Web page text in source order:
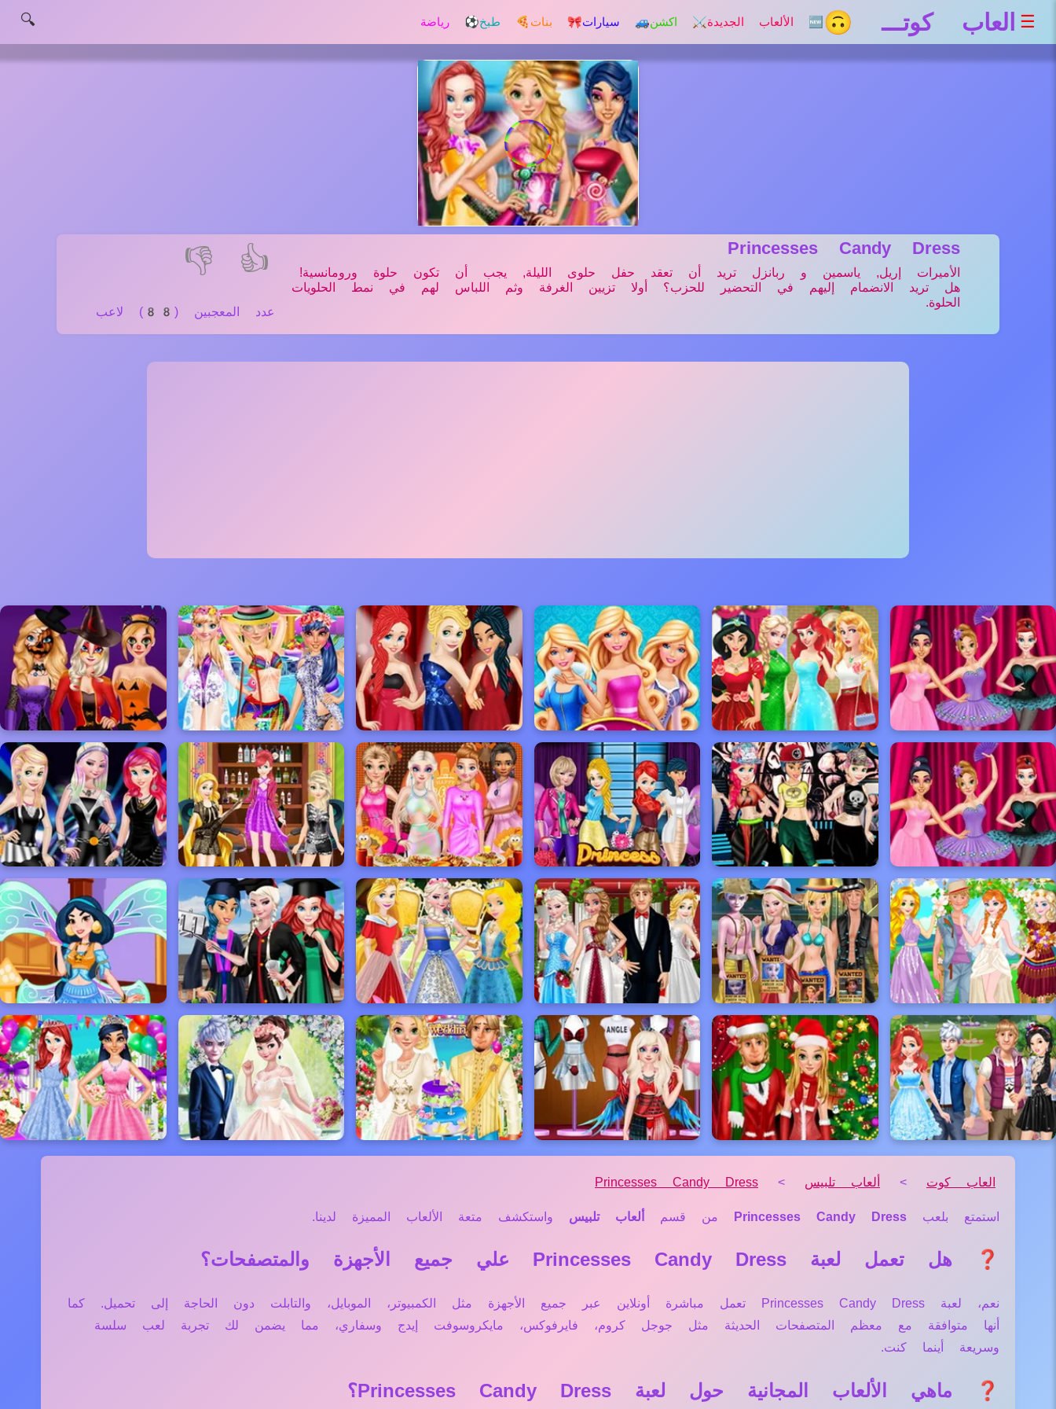
☰ العاب كوتـــ 🙃 🆕 الألعاب الجديدة ⚔️ اكشن🚙 سيارات🎀 بنات 🍕 طبخ⚽ رياضة 🔍
👍
👎
عدد المعجبين (88) لاعب
Princesses Candy Dress
الأميرات إريل, ياسمين و ربانزل تريد أن تعقد حفل حلوى الليلة, يجب أن تكون حلوة ورومانسية!
هل تريد الانضمام إليهم في التحضير للحزب؟ أولا تزيين الغرفة وثم اللباس لهم في نمط الحلويات
الحلوة.
العاب كوت > ألعاب تلبيس >
Princesses Candy Dress
استمتع بلعب Princesses Candy Dress من قسم ألعاب تلبيس واستكشف متعة الألعاب المميزة لدينا.
❓ هل تعمل لعبة Princesses Candy Dress علي جميع الأجهزة والمتصفحات؟
نعم، لعبة Princesses Candy Dress تعمل مباشرة أونلاين عبر جميع الأجهزة مثل الكمبيوتر، الموبايل، والتابلت دون الحاجة إلى تحميل. كما
أنها متوافقة مع معظم المتصفحات الحديثة مثل جوجل كروم، فايرفوكس، مايكروسوفت إيدج وسفاري، مما يضمن لك تجربة لعب سلسة
وسريعة أينما كنت.
❓ ماهي الألعاب المجانية حول لعبة Princesses Candy Dress؟